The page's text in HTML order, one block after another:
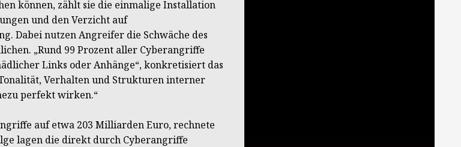
können, zählt sie die einmalige Installation
und den Verzicht auf
Dabei nutzen Angreifer die Schwäche des
„Rund 99 Prozent aller Cyberangriffe
Links oder Anhänge“, konkretisiert das
Verhalten und Strukturen interner
perfekt wirken.“
auf etwa 203 Milliarden Euro, rechnete
lagen die direkt durch Cyberangriffe